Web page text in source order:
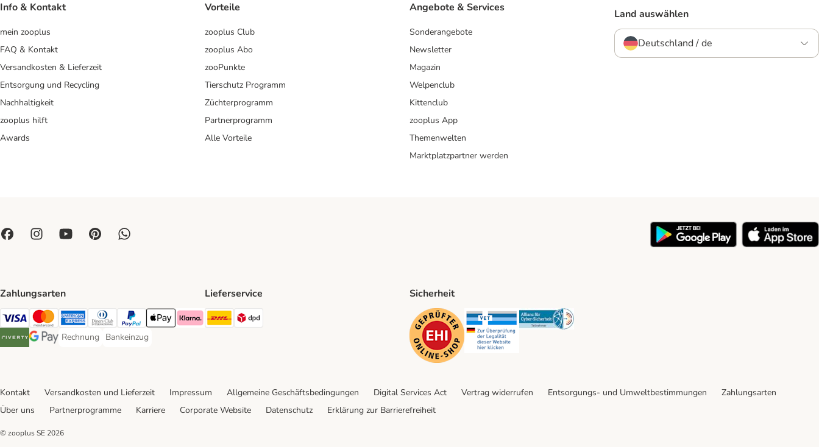
Info & Kontakt
mein zooplus
FAQ & Kontakt
Versandkosten & Lieferzeit
Entsorgung und Recycling
Nachhaltigkeit
zooplus hilft
Awards
Vorteile
zooplus Club
zooplus Abo
zooPunkte
Tierschutz Programm
Züchterprogramm
Partnerprogramm
Alle Vorteile
Angebote & Services
Sonderangebote
Newsletter
Magazin
Welpenclub
Kittenclub
zooplus App
Themenwelten
Marktplatzpartner werden
Land auswählen
Deutschland / de
Zahlungsarten
Visa Payment Method
Mastercard Payment Method
American Express Payment Method
Diners Club Payment Method
PayPal Payment Method
Apple Pay Payment Method
Klarna Payment Method
Riverty Payment Method
Google Pay Payment Method
Rechnung
Rechnung Payment Method
Bankeinzug
Bankeinzug Payment Method
Lieferservice
DHL Shipping Method
Sicherheit
Security Security Security
Kontakt Versandkosten und Lieferzeit Impressum Allgemeine Geschäftsbedingungen Digital Services Act Vertrag widerrufen Entsorgungs- und Umweltbestimmungen
Zahlungsarten
Über uns
Partnerprogramme Karriere Corporate Website Datenschutz Erklärung zur Barrierefreiheit
© zooplus SE 2026